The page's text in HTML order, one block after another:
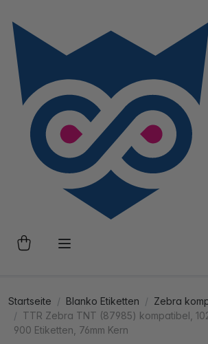
Startseite Blanko Etiketten
Zebra
TTR Zebra TNT (87985) kompatibel,
900 Etiketten, 76mm Kern